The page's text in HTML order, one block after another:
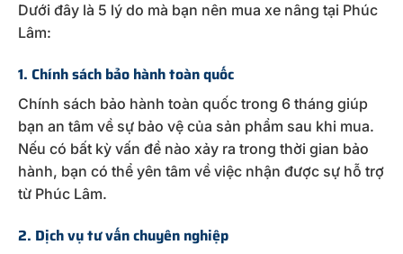
Dưới đây là 5 lý do mà bạn nên mua xe nâng tại Phúc
Lâm:
1. Chính sách bảo hành toàn quốc
Chính sách bảo hành toàn quốc trong 6 tháng giúp
bạn an tâm về sự bảo vệ của sản phẩm sau khi mua.
Nếu có bất kỳ vấn đề nào xảy ra trong thời gian bảo
hành, bạn có thể yên tâm về việc nhận được sự hỗ trợ
từ Phúc Lâm.
2. Dịch vụ tư vấn chuyên nghiệp